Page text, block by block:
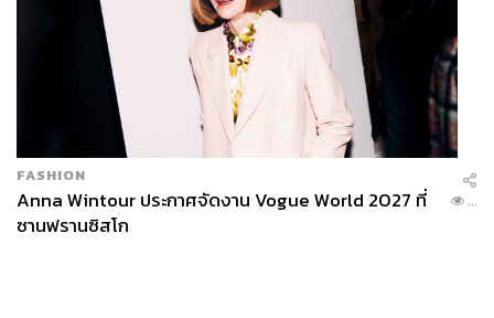
FASHION
Anna Wintour ประกาศจัดงาน Vogue World 2027 ที่
ซานฟรานซิสโก
...